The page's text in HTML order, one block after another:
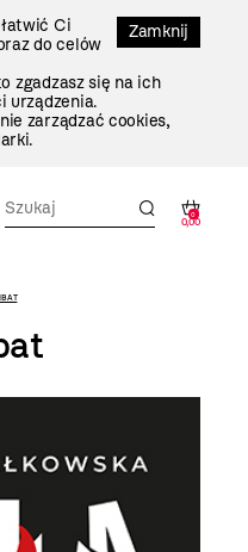
Zamknij
Ci
do celów
zgadzasz się na ich
urządzenia.
zarządzać cookies,
0
0,00